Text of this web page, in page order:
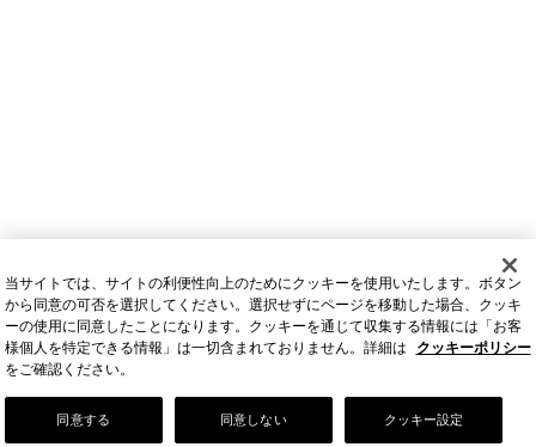
Our Story
当サイトでは、サイトの利便性向上のためにクッキーを使用いたします。ボタン
から同意の可否を選択してください。選択せずにページを移動した場合、クッキ
ーの使用に同意したことになります。クッキーを通じて収集する情報には「お客
様個人を特定できる情報」は一切含まれておりません。詳細は
クッキーポリシー
をご確認ください。
クッキー設定
同意しない
同意する